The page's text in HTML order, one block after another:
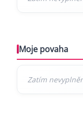
Moje povaha